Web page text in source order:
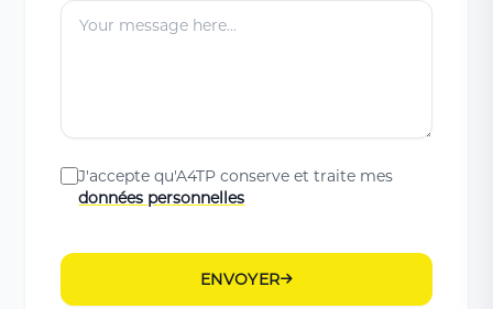
J'accepte qu'A4TP conserve et traite mes
données personnelles
ENVOYER